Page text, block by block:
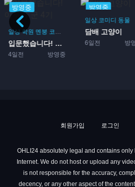
활동
방영중
일상 학원 멘붕 코미디 먼치킨 판타지
입문했습니다! 이루마 군 4...
4일전 방영중
방영중
일상 코미디 동물
담배 고양이
6일전 방
회원가입 로그인
OHLI24 absolutely legal and contains only
Internet. We do not host or upload any
is not responsible for the accuracy,
decency, or any other aspect of the